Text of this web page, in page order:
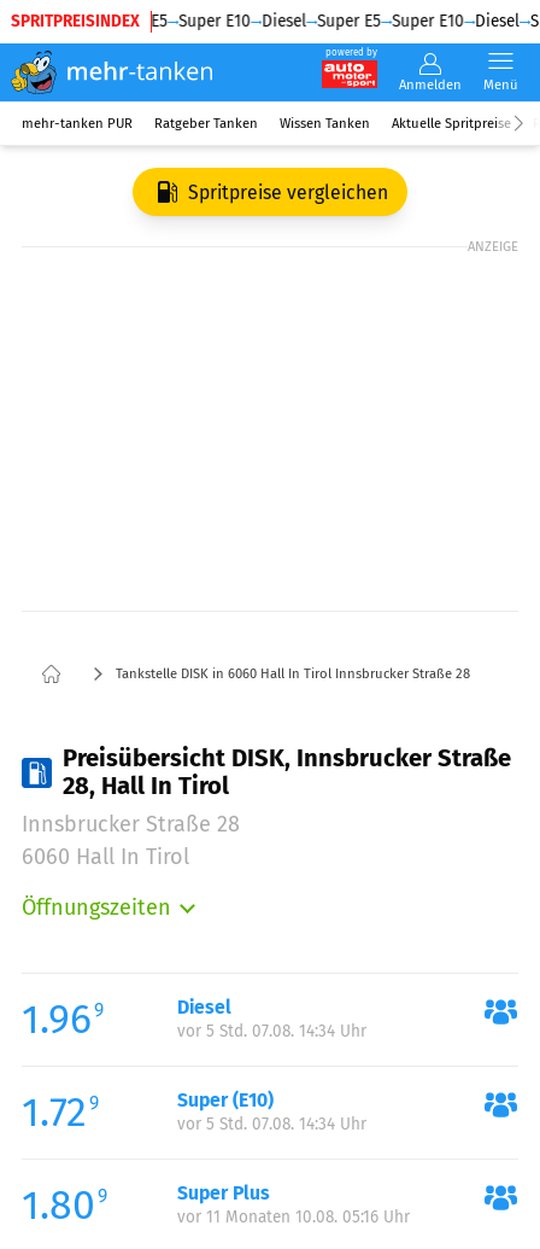
SPRITPREISINDEX
Diesel Super E5 Super E10 Diesel Super E5 Super E10 Diesel
powered by
Anmelden Menü
mehr-tanken PUR Ratgeber Tanken Wissen Tanken Aktuelle Spritpreise
Spritpreise vergleichen
ANZEIGE
Tankstelle DISK in 6060 Hall In Tirol Innsbrucker Straße 28
Preisübersicht DISK, Innsbrucker Straße
28, Hall In Tirol
Innsbrucker Straße 28
6060 Hall In Tirol
Öffnungszeiten
Mittwoch:
06:00-20:00
Donnerstag:
Samstag:
06:00-20:00
Sonntag:
1.969 Diesel
vor 5 Std. 07.08. 14:34 Uhr
1.72 9 Super (E10)
vor 5 Std. 07.08. 14:34 Uhr
1.80 9 Super Plus
vor 11 Monaten 10.08. 05:16 Uhr